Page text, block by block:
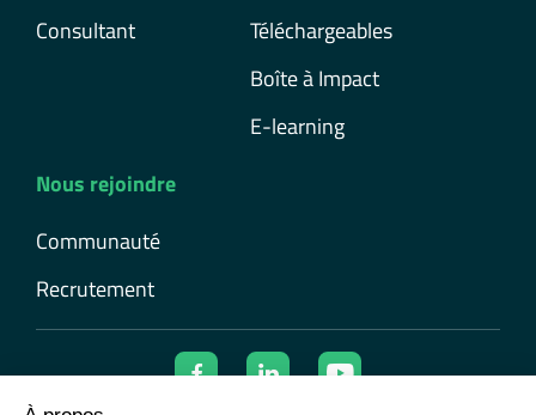
Consultant
Téléchargeables
Boîte à Impact
E-learning
Nous rejoindre
Communauté
Recrutement